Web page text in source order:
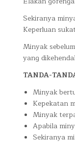
Sekiranya
Keperluan
Minyak
yang
TANDA-
Minyak
Kepekatan
Minyak
Apabila
Sekiranya